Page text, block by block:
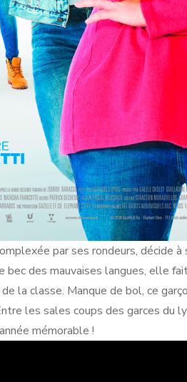
par ses rondeurs, décide
bec des mauvaises langues, elle
la classe. Manque de bol, ce
les sales coups des garces du
mémorable !